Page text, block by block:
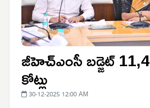
జీహెచ్‌ఎంసీ బడ్జెట్
కోట్లు
30-12-2025 12:00 AM